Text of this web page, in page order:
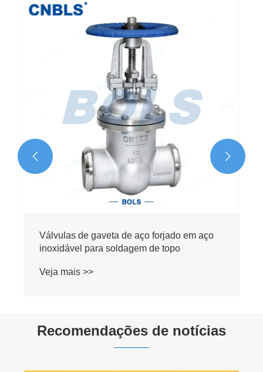
Válvulas de guilhotina de wafer de roda
dentada de aço inoxidável
 
Recomendações de notícias